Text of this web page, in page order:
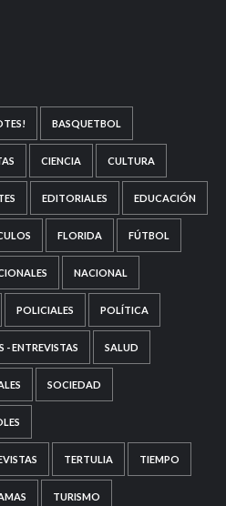
BASQUETBOL
CIENCIA CULTURA
EDITORIALES EDUCACIÓN
FLORIDA FÚTBOL
NACIONAL
POLICIALES POLÍTICA
- ENTREVISTAS SALUD
SOCIEDAD
TERTULIA TIEMPO
TURISMO